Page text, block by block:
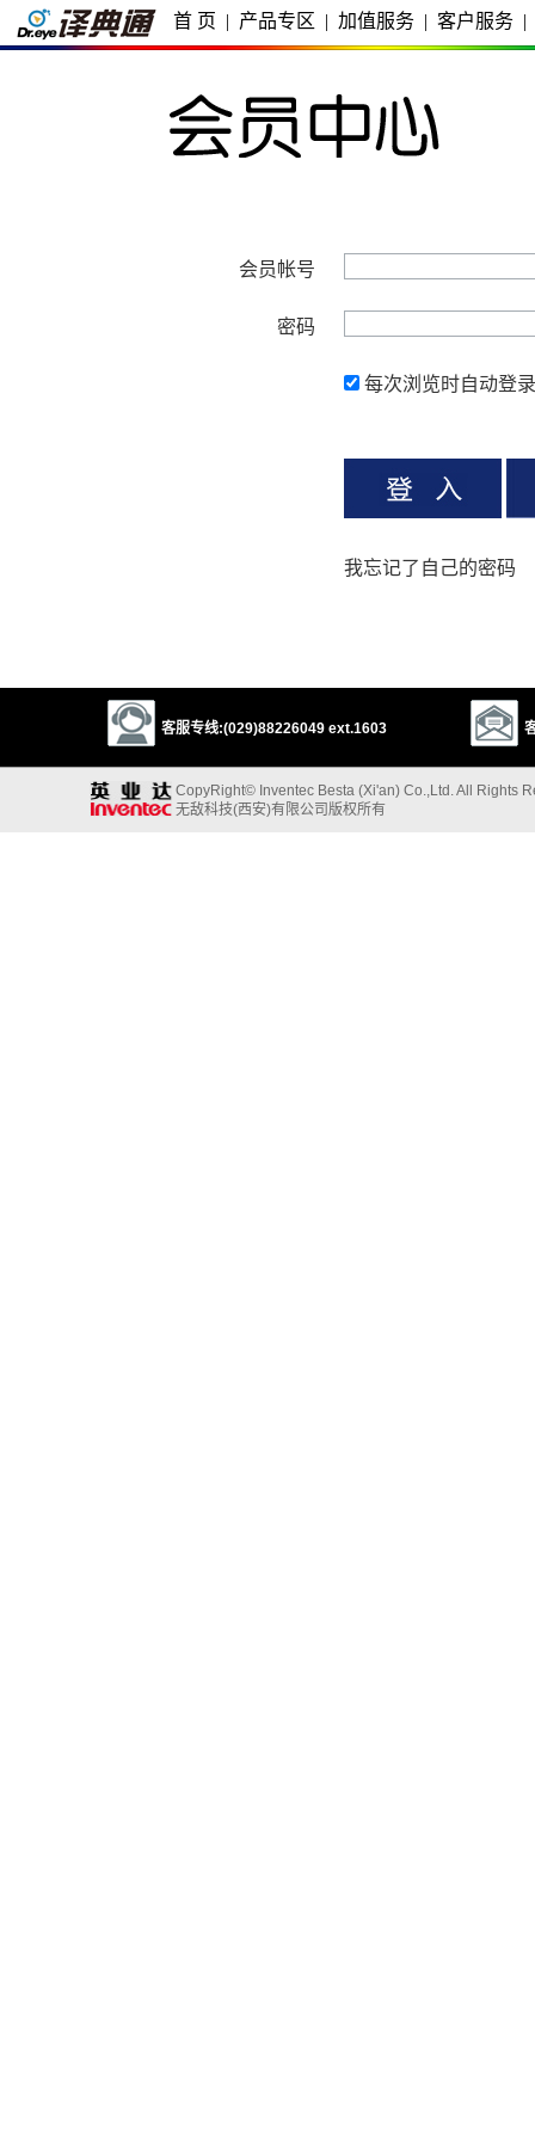
首 页 | 产品专区 | 加值服务 | 客户服务 |
会员帐号
密码
每次浏览时自动登录
我忘记了自己的密码
客服专线:(029)88226049 ext.1603
CopyRight© Inventec Besta (Xi'an) Co.,Ltd. All Rights
无敌科技(西安)有限公司版权所有